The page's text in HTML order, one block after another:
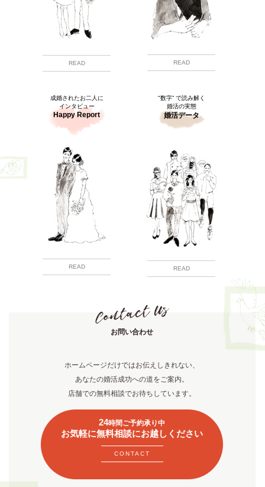
READ READ
成婚されたお二人に
インタビュー
Happy Report
READ
"数字” で読み解く
婚活の実態
婚活データ
READ
お問い合わせ
ホームページだけではお伝えしきれない、
あなたの婚活成功への道をご案内。
店舗での無料相談でお待ちしています。
24時間ご予約承り中
お気軽に無料相談にお越しください
CONTACT